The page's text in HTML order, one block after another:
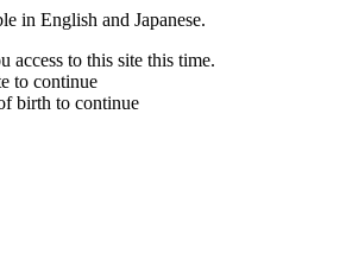
in English and Japanese.
access to this site this time.
to continue
birth to continue